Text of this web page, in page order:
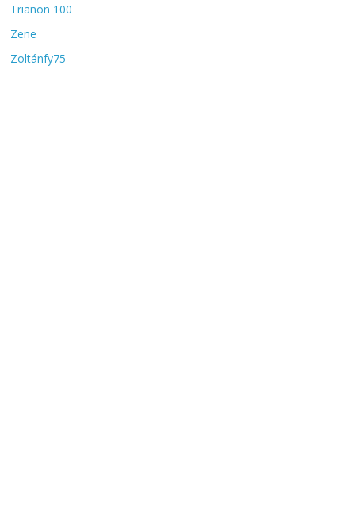
Trianon 100
Zene
Zoltánfy75